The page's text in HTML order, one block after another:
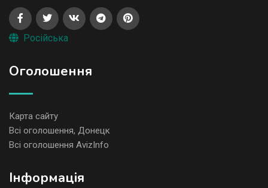
Російська
Оголошення
Карта сайту
Всі оголошення, Донецк
Всі оголошення AvizInfo
Iнформація